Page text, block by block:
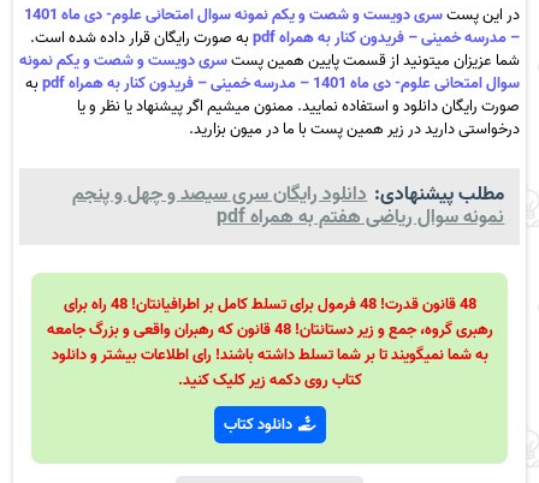
در این پست
سری دویست و شصت و یکم نمونه سوال امتحانی علوم- دی ماه 1401
– مدرسه خمینی – فریدون کنار به همراه pdf
به صورت رایگان قرار داده شده است.
شما عزیزان میتونید از قسمت پایین همین پستسری دویست و شصت و یکم نمونه
سوال امتحانی علوم- دی ماه 1401 – مدرسه خمینی – فریدون کنار به همراه pdf
به
صورت رایگان دانلود و استفاده نمایید. ممنون میشیم اگر پیشنهاد یا نظر و یا
درخواستی دارید در زیر همین پست با ما در میون بزارید.
مطلب پیشنهادی: دانلود رایگان سری سیصد و چهل و پنجم
نمونه سوال ریاضی هفتم به همراه pdf
48 قانون قدرت! 48 فرمول برای تسلط کامل بر اطرافیانتان! 48 راه برای
رهبری گروه، جمع و زیر دستانتان! 48 قانون که رهبران واقعی و بزرگ جامعه
به شما نمیگویند تا بر شما تسلط داشته باشند! رای اطلاعات بیشتر و دانلود
کتاب روی دکمه زیر کلیک کنید.
دانلود کتاب